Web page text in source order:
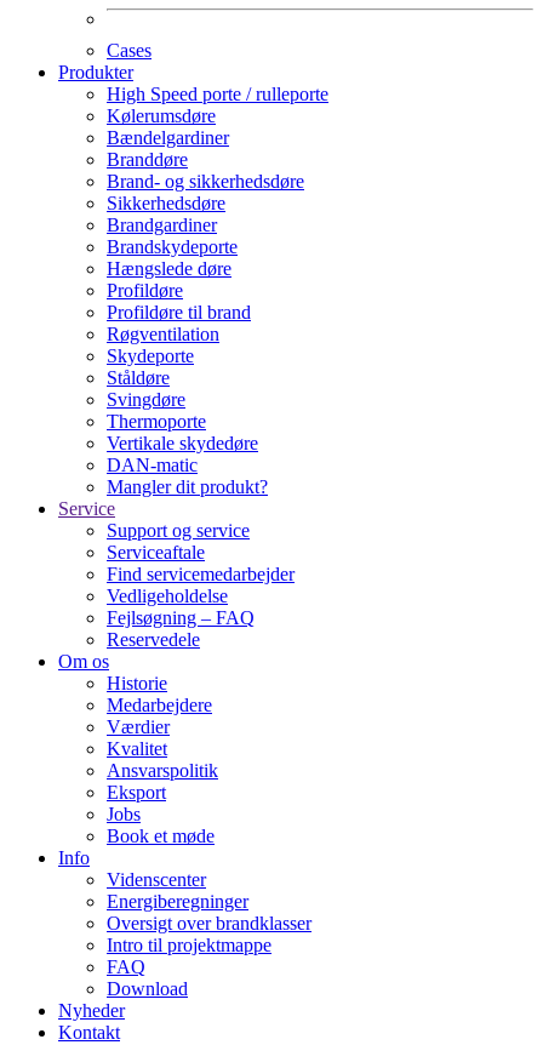
Cases
Produkter
High Speed porte / rulleporte
Kølerumsdøre
Bændelgardiner
Branddøre
Brand- og sikkerhedsdøre
Sikkerhedsdøre
Brandgardiner
Brandskydeporte
Hængslede døre
Profildøre
Profildøre til brand
Røgventilation
Skydeporte
Ståldøre
Svingdøre
Thermoporte
Vertikale skydedøre
DAN-matic
Mangler dit produkt?
Service
Support og service
Serviceaftale
Find servicemedarbejder
Vedligeholdelse
Fejlsøgning – FAQ
Reservedele
Om os
Historie
Medarbejdere
Værdier
Kvalitet
Ansvarspolitik
Eksport
Jobs
Book et møde
Info
Videnscenter
Energiberegninger
Oversigt over brandklasser
Intro til projektmappe
FAQ
Download
Nyheder
Kontakt